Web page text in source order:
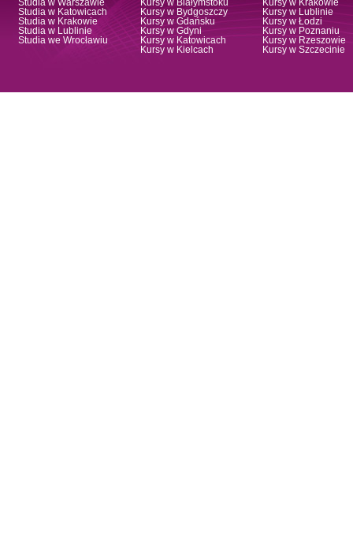
Studia w Warszawie
Studia w Katowicach
Studia w Krakowie
Studia w Lublinie
Studia we Wrocławiu
Kursy w Białymstoku
Kursy w Bydgoszczy
Kursy w Gdańsku
Kursy w Gdyni
Kursy w Katowicach
Kursy w Kielcach
Kursy w Krakowie
Kursy w Lublinie
Kursy w Łodzi
Kursy w Poznaniu
Kursy w Rzeszowie
Kursy w Szczecinie